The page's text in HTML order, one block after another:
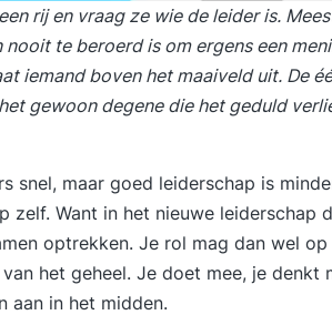
rij en vraag ze wie de leider is.
te beroerd is om ergens een
iemand boven het maaiveld uit. De
gewoon degene die het geduld
snel, maar goed leiderschap is
zelf. Want in het nieuwe leiderschap
optrekken. Je rol mag dan wel
het geheel. Je doet mee, je
aan in het midden.